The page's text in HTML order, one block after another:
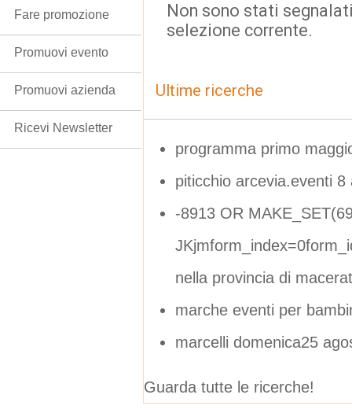
Non sono stati
selezione corrente.
Ultime ricerche
programma primo
piticchio arcevia.eventi 8
-8913 OR
nella provincia di
marche eventi per
marcelli domenica25
Guarda tutte le ricerche!
Fare promozione
Promuovi evento
Promuovi azienda
Ricevi Newsletter